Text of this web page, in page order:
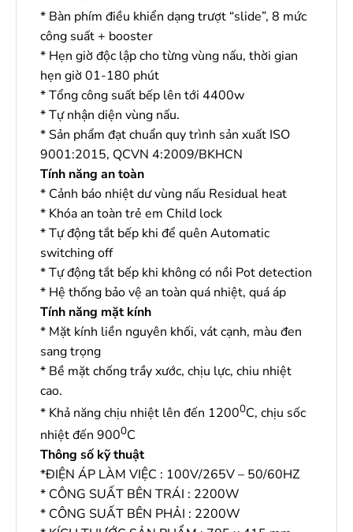
* Bàn phím điều khiển dạng trượt “slide”, 8 mức
công suất + booster
* Hẹn giờ độc lập cho từng vùng nấu, thời gian
hẹn giờ 01-180 phút
* Tổng công suất bếp lên tới 4400w
* Tự nhận diện vùng nấu.
* Sản phẩm đạt chuẩn quy trình sản xuất ISO
9001:2015, QCVN 4:2009/BKHCN
Tính năng an toàn
* Cảnh báo nhiệt dư vùng nấu Residual heat
* Khóa an toàn trẻ em Child lock
* Tự động tắt bếp khi để quên Automatic
switching off
* Tự động tắt bếp khi không có nồi Pot detection
* Hệ thống bảo vệ an toàn quá nhiệt, quá áp
Tính năng mặt kính
* Mặt kính liền nguyên khối, vát cạnh, màu đen
sang trọng
* Bề mặt chống trầy xước, chịu lực, chiu nhiệt
cao.
* Khả năng chịu nhiệt lên đến 12000C, chịu sốc
nhiệt đến 9000C
Thông số kỹ thuật
*ĐIỆN ÁP LÀM VIỆC : 100V/265V – 50/60HZ
* CÔNG SUẤT BÊN TRÁI : 2200W
* CÔNG SUẤT BÊN PHẢI : 2200W